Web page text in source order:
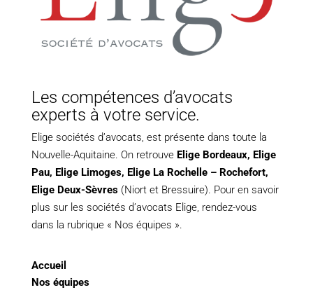
Les compétences d’avocats
experts à votre service.
Elige sociétés d’avocats, est présente dans toute la
Nouvelle-Aquitaine. On retrouve Elige Bordeaux, Elige
Pau, Elige Limoges, Elige La Rochelle – Rochefort,
Elige Deux-Sèvres(Niort et Bressuire). Pour en savoir
plus sur les sociétés d’avocats Elige, rendez-vous
dans la rubrique « Nos équipes ».
Accueil
Nos équipes